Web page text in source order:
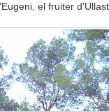
el fruiter